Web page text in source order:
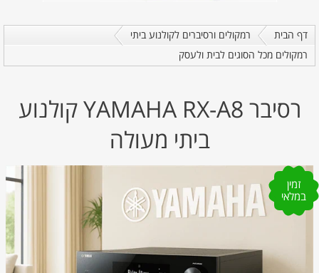
דף הבית
רמקולים ורסיברים לקולנוע ביתי
רמקולים מכל הסוגים לבית ולעסק
רסיבר YAMAHA RX-A8 קולנוע
ביתי מעולה
זמין
במלאי